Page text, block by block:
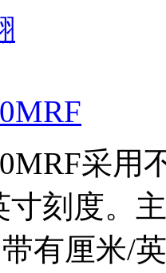
采
寸刻度。
有厘米/